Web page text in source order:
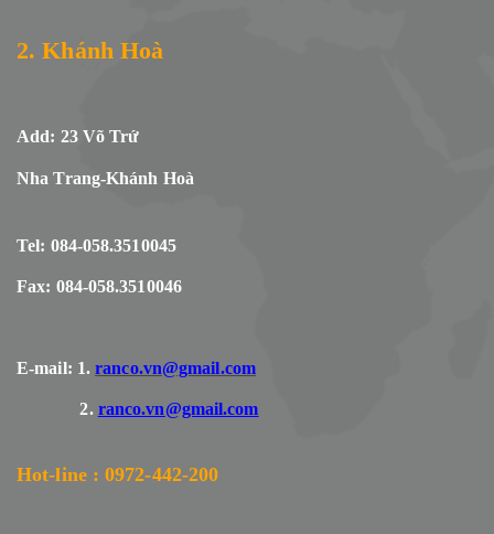
2. Khánh Hoà
Add: 23 Võ Trứ
Nha Trang-Khánh Hoà
Tel: 084-058.3510045
Fax: 084-058.3510046
E-mail: 1. ranco.vn@gmail.com
2. ranco.vn@gmail.com
Hot-line : 0972-442-200